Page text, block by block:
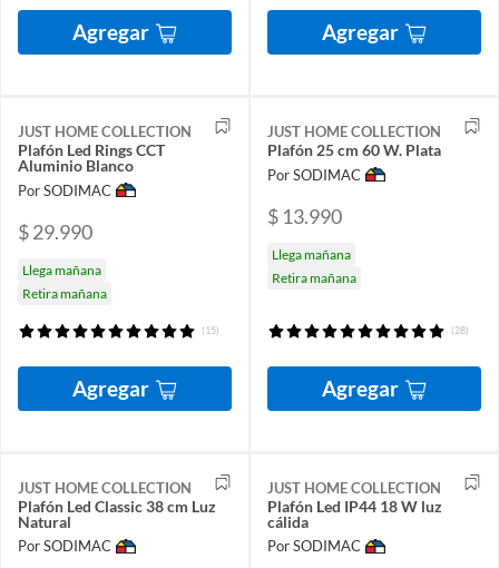
Agregar Agregar
JUST HOME COLLECTION
Plafón Led Rings CCT
Aluminio Blanco
Por SODIMAC
$ 29.990
Llega mañana
Retira mañana
(15)
Agregar
JUST HOME COLLECTION
Plafón 25 cm 60 W. Plata
Por SODIMAC
$ 13.990
Llega mañana
Retira mañana
(28)
Agregar
JUST HOME COLLECTION
Plafón Led Classic 38 cm Luz
Natural
Por SODIMAC
JUST HOME COLLECTION
Plafón Led IP44 18 W luz
cálida
Por SODIMAC